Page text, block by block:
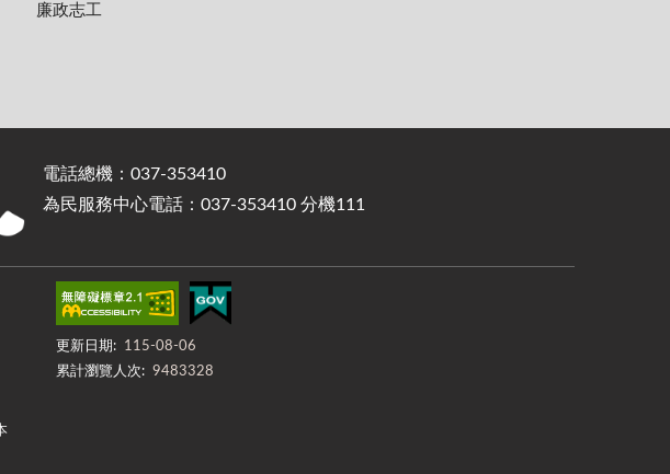
廉政志工
電話總機：037-353410
為民服務中心電話：037-353410 分機111
更新日期:
115-08-06
累計瀏覽人次: 9483328